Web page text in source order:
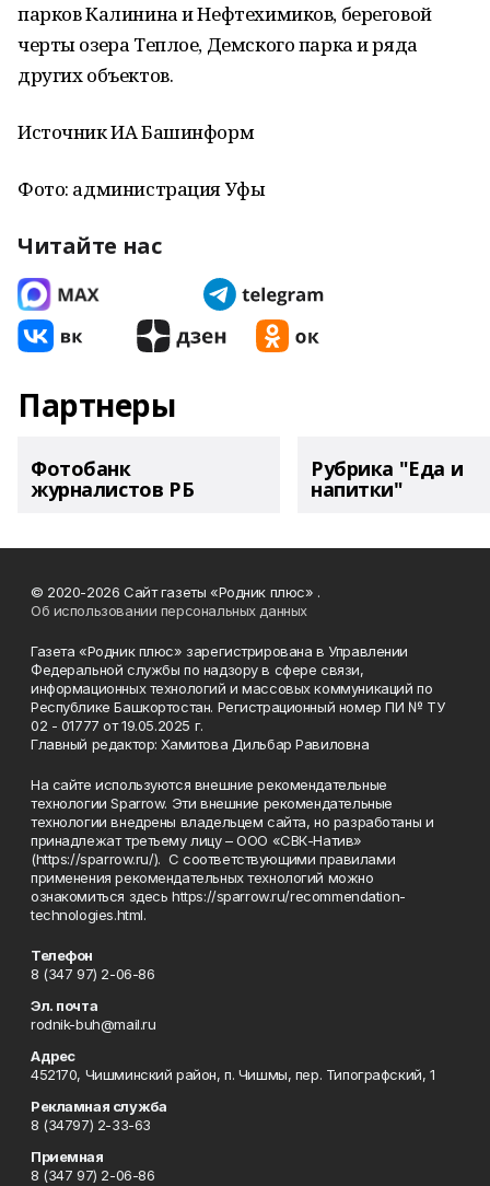
парков Калинина и Нефтехимиков, береговой
черты озера Теплое, Демского парка и ряда
других объектов.
Источник ИА Башинформ
Фото: администрация Уфы
Читайте нас
Партнеры
Фотобанк
журналистов РБ
Рубрика "Еда и
напитки"
© 2020-2026 Сайт газеты «Родник плюс» .
Об использовании персональных данных
Газета «Родник плюс» зарегистрирована в Управлении
Федеральной службы по надзору в сфере связи,
информационных технологий и массовых коммуникаций по
Республике Башкортостан. Регистрационный номер ПИ № ТУ
02 - 01777 от 19.05.2025 г.
Главный редактор: Хамитова Дильбар Равиловна
На сайте используются внешние рекомендательные
технологии Sparrow. Эти внешние рекомендательные
технологии внедрены владельцем сайта, но разработаны и
принадлежат третьему лицу – ООО «СВК-Натив»
(https://sparrow.ru/). С соответствующими правилами
применения рекомендательных технологий можно
ознакомиться здесь https://sparrow.ru/recommendation-
technologies.html.
Телефон
8 (347 97) 2-06-86
Эл. почта
rodnik-buh@mail.ru
Адрес
452170, Чишминский район, п. Чишмы, пер. Типографский, 1
Рекламная служба
8 (34797) 2-33-63
Приемная
8 (347 97) 2-06-86